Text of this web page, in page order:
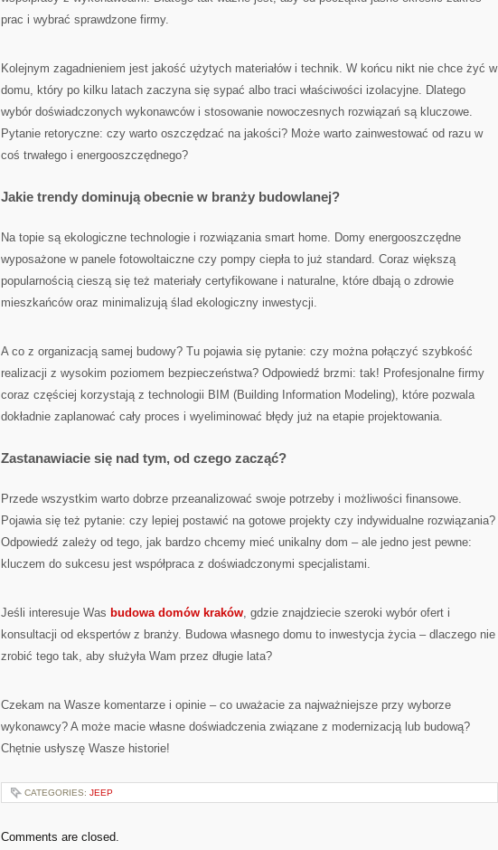
prac i wybrać sprawdzone firmy.
Kolejnym zagadnieniem jest jakość użytych materiałów i technik. W końcu nikt nie chce żyć w
domu, który po kilku latach zaczyna się sypać albo traci właściwości izolacyjne. Dlatego
wybór doświadczonych wykonawców i stosowanie nowoczesnych rozwiązań są kluczowe.
Pytanie retoryczne: czy warto oszczędzać na jakości? Może warto zainwestować od razu w
coś trwałego i energooszczędnego?
Jakie trendy dominują obecnie w branży budowlanej?
Na topie są ekologiczne technologie i rozwiązania smart home. Domy energooszczędne
wyposażone w panele fotowoltaiczne czy pompy ciepła to już standard. Coraz większą
popularnością cieszą się też materiały certyfikowane i naturalne, które dbają o zdrowie
mieszkańców oraz minimalizują ślad ekologiczny inwestycji.
A co z organizacją samej budowy? Tu pojawia się pytanie: czy można połączyć szybkość
realizacji z wysokim poziomem bezpieczeństwa? Odpowiedź brzmi: tak! Profesjonalne firmy
coraz częściej korzystają z technologii BIM (Building Information Modeling), które pozwala
dokładnie zaplanować cały proces i wyeliminować błędy już na etapie projektowania.
Zastanawiacie się nad tym, od czego zacząć?
Przede wszystkim warto dobrze przeanalizować swoje potrzeby i możliwości finansowe.
Pojawia się też pytanie: czy lepiej postawić na gotowe projekty czy indywidualne rozwiązania?
Odpowiedź zależy od tego, jak bardzo chcemy mieć unikalny dom – ale jedno jest pewne:
kluczem do sukcesu jest współpraca z doświadczonymi specjalistami.
Jeśli interesuje Was budowa domów kraków, gdzie znajdziecie szeroki wybór ofert i
konsultacji od ekspertów z branży. Budowa własnego domu to inwestycja życia – dlaczego nie
zrobić tego tak, aby służyła Wam przez długie lata?
Czekam na Wasze komentarze i opinie – co uważacie za najważniejsze przy wyborze
wykonawcy? A może macie własne doświadczenia związane z modernizacją lub budową?
Chętnie usłyszę Wasze historie!
CATEGORIES: JEEP
Comments are closed.